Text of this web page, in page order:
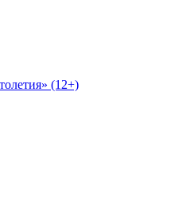
(12+)